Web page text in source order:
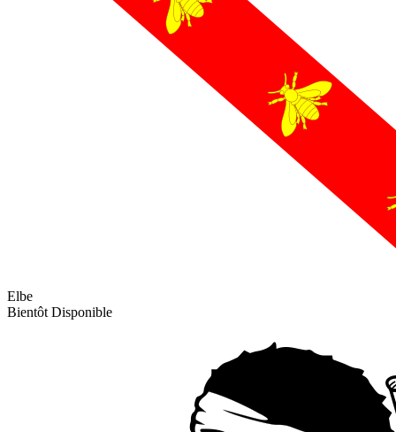
Elbe
Bientôt Disponible